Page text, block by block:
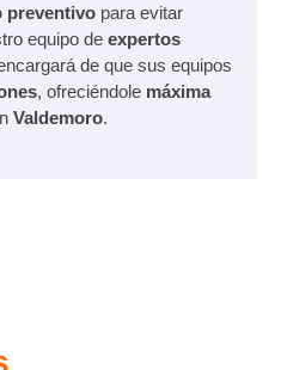
preventivo para evitar
equipo de expertos
de que sus equipos
, ofreciéndole máxima
Valdemoro.